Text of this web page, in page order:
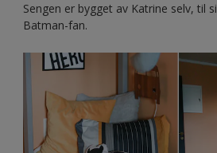
Sengen er bygget av Katrine selv, til
Batman-fan.